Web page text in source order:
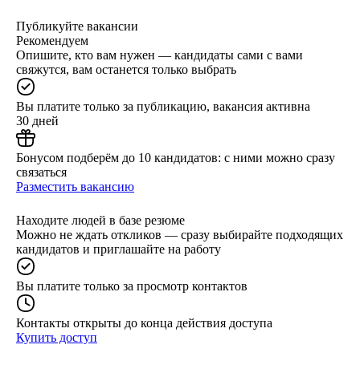
Публикуйте вакансии
Рекомендуем
Опишите, кто вам нужен — кандидаты сами с вами
свяжутся, вам останется только выбрать
Вы платите только за публикацию, вакансия активна
30 дней
Бонусом подберём до 10 кандидатов: с ними можно сразу
связаться
Разместить вакансию
Находите людей в базе резюме
Можно не ждать откликов — сразу выбирайте подходящих
кандидатов и приглашайте на работу
Вы платите только за просмотр контактов
Контакты открыты до конца действия доступа
Купить доступ